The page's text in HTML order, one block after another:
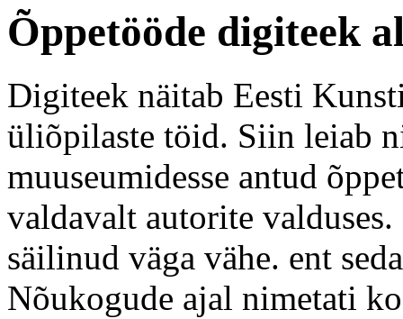
Õppetööde digiteek
Digiteek näitab Eesti
üliõpilaste töid. Siin leiab
muuseumidesse antud
valdavalt autorite
säilinud väga vähe. ent
Nõukogude ajal nimetati